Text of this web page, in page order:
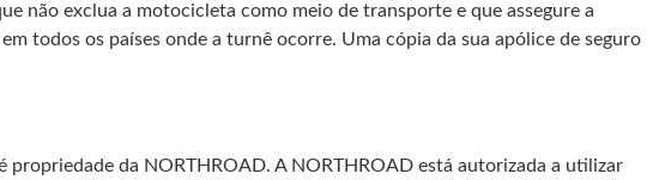
não exclua a motocicleta como meio de transporte e que assegure a
todos os países onde a turnê ocorre. Uma cópia da sua apólice de seguro
da NORTHROAD. A NORTHROAD está autorizada a utilizar